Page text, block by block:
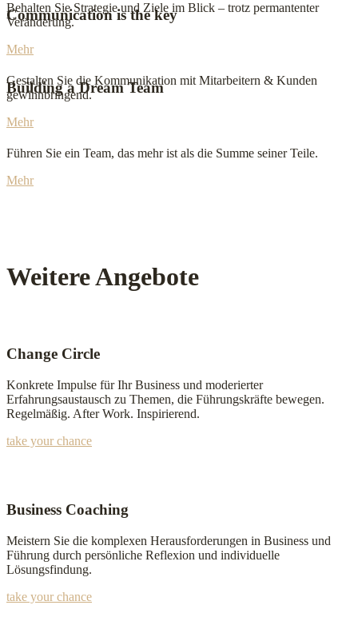
Behalten Sie Strategie und Ziele im Blick – trotz permantenter
Veränderung.
Mehr
Communication is the key
Gestalten Sie die Kommunikation mit Mitarbeitern & Kunden
gewinnbringend.
Mehr
Building a Dream Team
Führen Sie ein Team, das mehr ist als die Summe seiner Teile.
Mehr
Weitere Angebote
Change Circle
Konkrete Impulse für Ihr Business und moderierter
Erfahrungsaustausch zu Themen, die Führungskräfte bewegen.
Regelmäßig. After Work. Inspirierend.
take your chance
Business Coaching
Meistern Sie die komplexen Herausforderungen in Business und
Führung durch persönliche Reflexion und individuelle
Lösungsfindung.
take your chance